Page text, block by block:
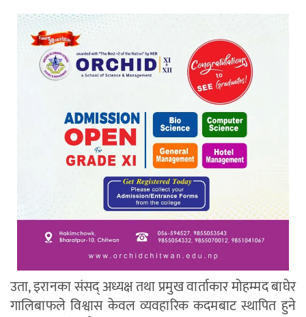
उता, इरानका संसद् अध्यक्ष तथा प्रमुख वार्ताकार मोहम्मद बाघेर
गालिबाफले विश्वास केवल व्यवहारिक कदमबाट स्थापित हुने